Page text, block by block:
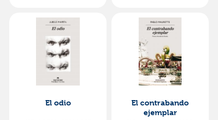
El odio
El contrabando
ejemplar